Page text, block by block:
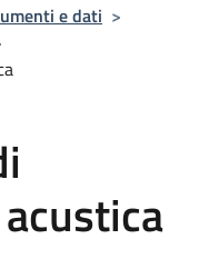
e dati >